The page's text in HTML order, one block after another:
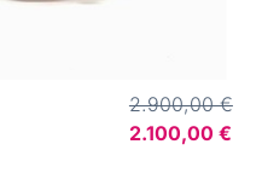
2.900,00 €
2.100,00 €